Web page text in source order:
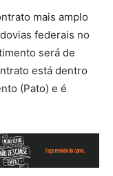
mais amplo
federais no
será de
está dentro
(Pato) e é